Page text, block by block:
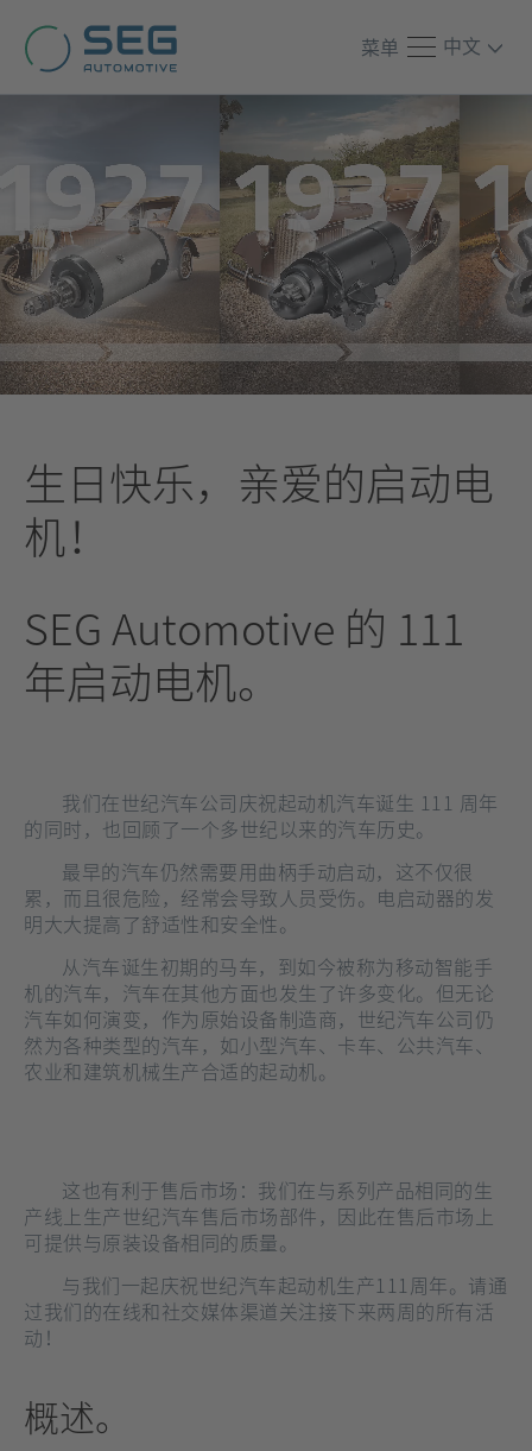
菜单 中文
生日快乐，亲爱的启动电
机！
SEG Automotive 的 111
年启动电机。
我们在世纪汽车公司庆祝起动机汽车诞生 111 周年
的同时，也回顾了一个多世纪以来的汽车历史。
最早的汽车仍然需要用曲柄手动启动，这不仅很
累，而且很危险，经常会导致人员受伤。电启动器的发
明大大提高了舒适性和安全性。
从汽车诞生初期的马车，到如今被称为移动智能手
机的汽车，汽车在其他方面也发生了许多变化。但无论
汽车如何演变，作为原始设备制造商，世纪汽车公司仍
然为各种类型的汽车，如小型汽车、卡车、公共汽车、
农业和建筑机械生产合适的起动机。
这也有利于售后市场：我们在与系列产品相同的生
产线上生产世纪汽车售后市场部件，因此在售后市场上
可提供与原装设备相同的质量。
与我们一起庆祝世纪汽车起动机生产111周年。请通
过我们的在线和社交媒体渠道关注接下来两周的所有活
动！
概述。